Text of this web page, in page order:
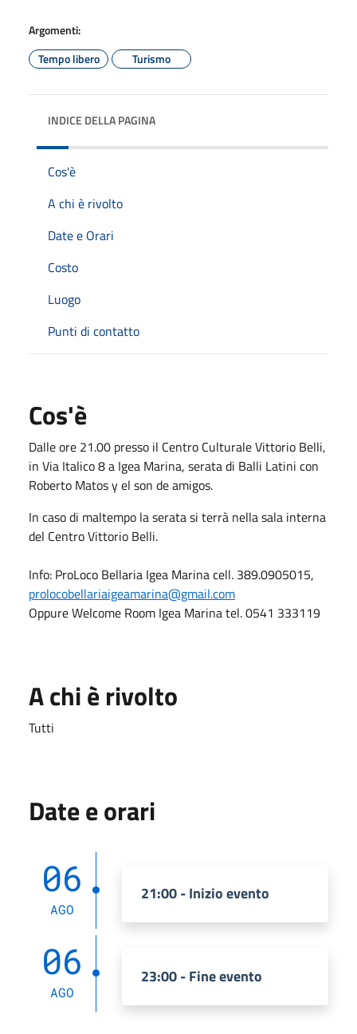
Argomenti:
Tempo libero
Turismo
INDICE DELLA PAGINA
Cos'è
A chi è rivolto
Date e Orari
Costo
Luogo
Punti di contatto
Cos'è
Dalle ore 21.00 presso il Centro Culturale Vittorio Belli,
in Via Italico 8 a Igea Marina, serata di Balli Latini con
Roberto Matos y el son de amigos.
In caso di maltempo la serata si terrà nella sala interna
del Centro Vittorio Belli.
Info: ProLoco Bellaria Igea Marina cell. 389.0905015,
prolocobellariaigeamarina@gmail.com
Oppure Welcome Room Igea Marina tel. 0541 333119
A chi è rivolto
Tutti
Date e orari
06
AGO
21:00 - Inizio evento
06
AGO
23:00 - Fine evento